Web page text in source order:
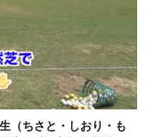
（ちさと・しおり・も